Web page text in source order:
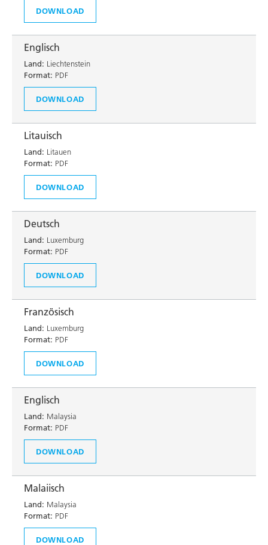
DOWNLOAD
Englisch
Land: Liechtenstein
Format: PDF
DOWNLOAD
Litauisch
Land: Litauen
Format: PDF
DOWNLOAD
Deutsch
Land: Luxemburg
Format: PDF
DOWNLOAD
Französisch
Land: Luxemburg
Format: PDF
DOWNLOAD
Englisch
Land: Malaysia
Format: PDF
DOWNLOAD
Malaiisch
Land: Malaysia
Format: PDF
DOWNLOAD